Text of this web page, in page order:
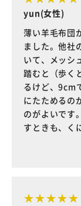
yun(女性)
薄い羊毛布団
ました。他社
いて、メッシ
踏むと（歩く
るけど、9cm
にたためるの
のがよいです
すときも、く